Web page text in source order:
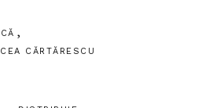
CĂRTĂRESCU